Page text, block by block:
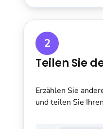
2
Teilen Sie
Erzählen Sie
und teilen Sie